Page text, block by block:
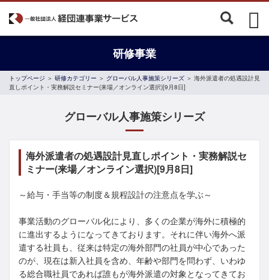
研修事業
トップページ ＞ 研修カテゴリー ＞ グローバル人事施策シリーズ ＞ 海外派遣者の処遇設計見
直しポイント・実務解説セミナー(来場／オンライン選択)[9月8日]
グローバル人事施策シリーズ
海外派遣者の処遇設計見直しポイント・実務解説セ
ミナー(来場／オンライン選択)[9月8日]
～給与・手当等の制度＆規程設計の注意点を学ぶ～
事業活動のグローバル化により、多くの企業が海外に積極的
に進出するようになってきております。それに伴い海外へ派
遣する社員も、従来は特定の海外部門の社員が中心であった
のが、現在は新入社員を含め、年齢や部門を問わず、いわゆ
る総合職社員であれば誰もが海外派遣の対象となってきてお